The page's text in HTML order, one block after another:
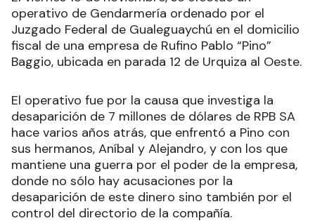
operativo de Gendarmería ordenado por el
Juzgado Federal de Gualeguaychú en el domicilio
fiscal de una empresa de Rufino Pablo “Pino”
Baggio, ubicada en parada 12 de Urquiza al Oeste.
El operativo fue por la causa que investiga la
desaparición de 7 millones de dólares de RPB SA
hace varios años atrás, que enfrentó a Pino con
sus hermanos, Aníbal y Alejandro, y con los que
mantiene una guerra por el poder de la empresa,
donde no sólo hay acusaciones por la
desaparición de este dinero sino también por el
control del directorio de la compañía.